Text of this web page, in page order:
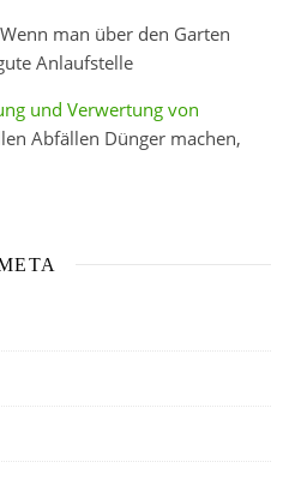
man über den Garten
Anlaufstelle
und Verwertung von
Abfällen Dünger machen,